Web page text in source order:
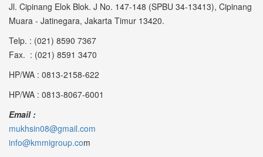
Jl. Cipinang Elok Blok. J No. 147-148 (SPBU 34-13413), Cipinang
Muara - Jatinegara, Jakarta Timur 13420.
Telp. : (021) 8590 7367
Fax. : (021) 8591 3470
HP/WA : 0813-2158-622
HP/WA : 0813-8067-6001
Email :
mukhsin08@gmail.com
info@kmmigroup.com